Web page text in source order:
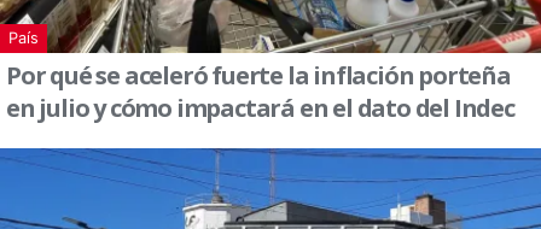
País
Por qué se aceleró fuerte la inflación porteña
en julio y cómo impactará en el dato del Indec